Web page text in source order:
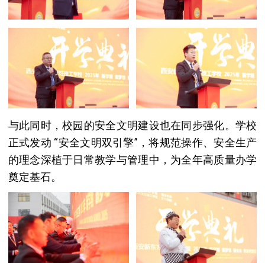
与此同时，校园的安全文明建设也在同步强化。学校
正式发动 “安全文明双引擎”，将规范操作、安全生产
的理念深植于日常教学与管理中，为全年高质量办学
奠定基石。